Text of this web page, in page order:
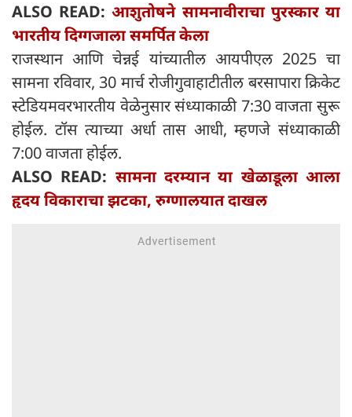
ALSO READ:आशुतोषने सामनावीराचा पुरस्कार या
भारतीय दिग्गजाला समर्पित केला
राजस्थान आणि चेन्नई यांच्यातील आयपीएल 2025 चा
सामना रविवार, 30 मार्च रोजीगुवाहाटीतील बरसापारा क्रिकेट
स्टेडियमवरभारतीय वेळेनुसार संध्याकाळी 7:30 वाजता सुरू
होईल. टॉस त्याच्या अर्धा तास आधी, म्हणजे संध्याकाळी
7:00 वाजता होईल.
ALSO READ: सामना दरम्यान या खेळाडूला आला
हृदय विकाराचा झटका, रुग्णालयात दाखल